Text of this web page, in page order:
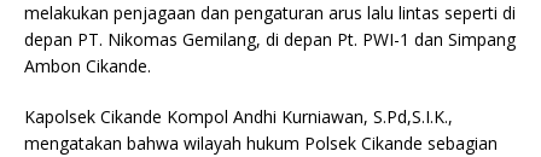
melakukan penjagaan dan pengaturan arus lalu lintas seperti di
depan PT. Nikomas Gemilang, di depan Pt. PWI-1 dan Simpang
Ambon Cikande.
Kapolsek Cikande Kompol Andhi Kurniawan, S.Pd,S.I.K.,
mengatakan bahwa wilayah hukum Polsek Cikande sebagian